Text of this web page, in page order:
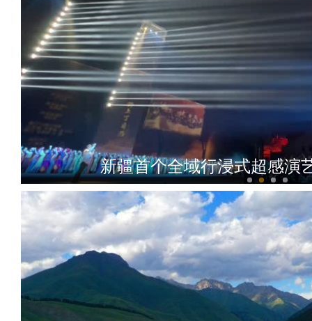
新疆首个全域行浸式超感演